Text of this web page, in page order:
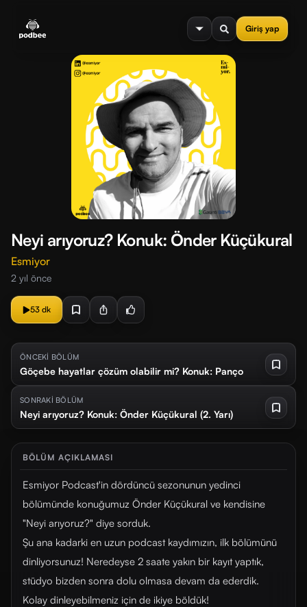
Giriş yap
menu
Neyi arıyoruz? Konuk: Önder Küçükural
Esmiyor
2 yıl önce
53 dk
ÖNCEKİ BÖLÜM
Göçebe hayatlar çözüm olabilir mi? Konuk: Panço
SONRAKİ BÖLÜM
Neyi arıyoruz? Konuk: Önder Küçükural (2. Yarı)
BÖLÜM AÇIKLAMASI
Esmiyor Podcast'in dördüncü sezonunun yedinci
bölümünde konuğumuz Önder Küçükural ve kendisine
"Neyi arıyoruz?" diye sorduk.
Şu ana kadarki en uzun podcast kaydımızın, ilk bölümünü
dinliyorsunuz! Neredeyse 2 saate yakın bir kayıt yaptık,
stüdyo bizden sonra dolu olmasa devam da ederdik.
Kolay dinleyebilmeniz için de ikiye böldük!